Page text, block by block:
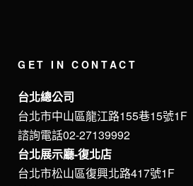
GET IN CONTACT
台北總公司
台北市中山區龍江路155巷15號1F
諮詢電話02-27139992
台北展示廳-復北店
台北市松山區復興北路417號1F